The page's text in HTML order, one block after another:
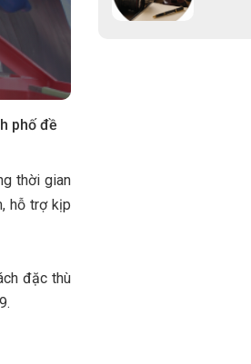
phố đề
thời gian
hỗ trợ kịp
đặc thù